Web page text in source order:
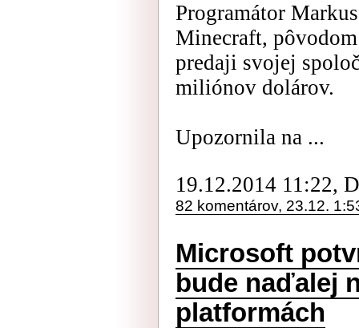
Programátor
Minecraft,
predaji svojej
miliónov dolárov.
Upozornila na ...
19.12.2014 11:22,
82 komentárov, 23.12.
Microsoft
bude naďalej
platformách